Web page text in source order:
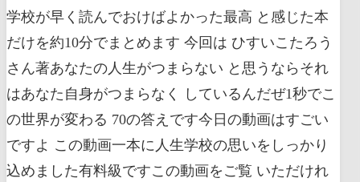
学校が早く読んでおけばよかった最高 と感じた本
だけを約10分でまとめます 今回は ひすいこたろう
さん著あなたの人生がつまらない と思うならそれ
はあなた自身がつまらなく しているんだぜ1秒でこ
の世界が変わる 70の答えです今日の動画はすごい
ですよ この動画一本に人生学校の思いをしっかり
込めました有料級ですこの動画をご覧 いただけれ